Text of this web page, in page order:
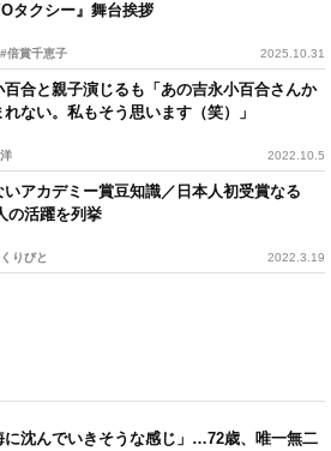
タクシー』舞台挨拶
#倍賞千恵子 2025.10.31
合と親子演じるも「あの吉永小百合さんか
ない。私もそう思います（笑）」
2022.10.5
いアカデミー賞豆知識／日本人初受賞なる
の活躍を列挙
りびと 2022.3.19
に沈んでいきそうな感じ」…72歳、唯一無二